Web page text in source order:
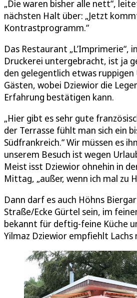
„Die waren bisher alle nett“,
nächsten Halt über: „Jetzt
Kontrastprogramm.“
Das Restaurant „L’Imprimerie“,
Druckerei untergebracht, ist ja
den gelegentlich etwas
Gästen, wobei Dziewior die
Erfahrung bestätigen kann.
„Hier gibt es sehr gute
der Terrasse fühlt man sich ein
Südfrankreich.“ Wir müssen es
unserem Besuch ist wegen
Meist isst Dziewior ohnehin in
Mittag, „außer, wenn ich mal zu
Dann darf es auch Höhns
Straße/Ecke Gürtel sein, im
bekannt für deftig-feine Küche
Yilmaz Dziewior empfiehlt Lachs